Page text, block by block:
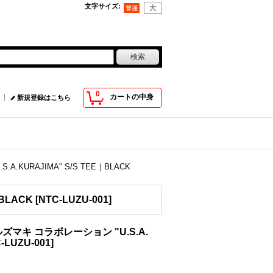
文字サイズ:
0 カートの中身
新規登録はこちら
S/S TEE｜BLACK
[NTC-LUZU-001]
マキ コラボレーション "U.S.A.
LUZU-001]